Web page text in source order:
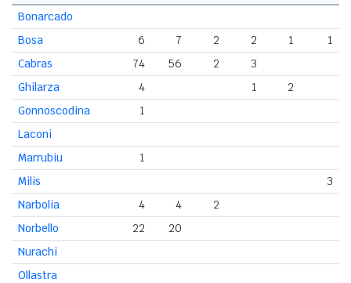
Bonarcado
Bosa
6 7 2 2 1
1
Cabras
74 56 2
3
Ghilarza
4 1
2
Gonnoscodina
1
Laconi
Marrubiu
1
Milis
3
Narbolia
4 4
2
Norbello
22
20
Nurachi
Ollastra